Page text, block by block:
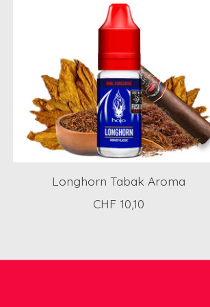
Longhorn Tabak Aroma
CHF 10,10